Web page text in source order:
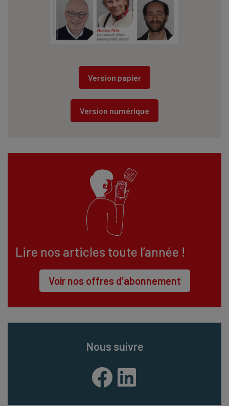
Version papier
Version numérique
Lire nos articles toute l’année !
Voir nos offres d’abonnement
Nous suivre
Facebook LinkedIn